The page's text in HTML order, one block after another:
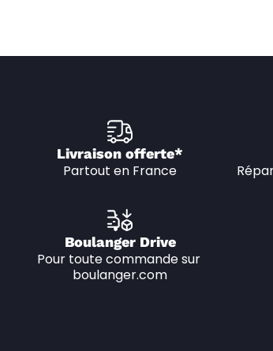
Livraison offerte*
Partout en France
Boulanger Drive
Pour toute commande sur
boulanger.com